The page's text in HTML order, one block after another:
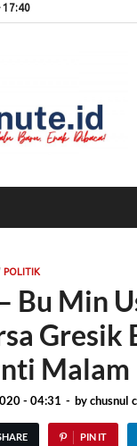
17:40
POLITIK
Bu Min
Gresik
Malam
- 04:31 - bychusnul
PIN IT